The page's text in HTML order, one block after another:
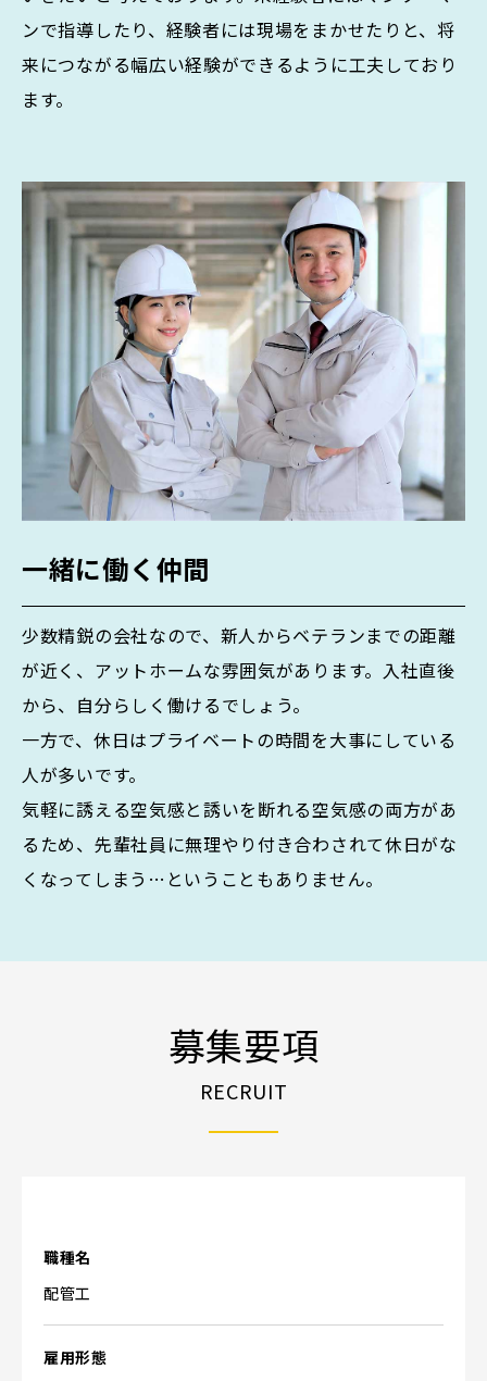
ンで指導したり、経験者には現場をまかせたりと、将
来につながる幅広い経験ができるように工夫しており
ます。
一緒に働く仲間
少数精鋭の会社なので、新人からベテランまでの距離
が近く、アットホームな雰囲気があります。入社直後
から、自分らしく働けるでしょう。
一方で、休日はプライベートの時間を大事にしている
人が多いです。
気軽に誘える空気感と誘いを断れる空気感の両方があ
るため、先輩社員に無理やり付き合わされて休日がな
くなってしまう…ということもありません。
募集要項
RECRUIT
職種名
配管工
雇用形態